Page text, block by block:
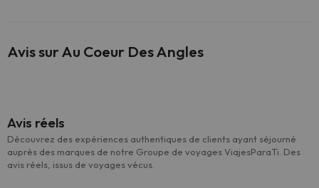
Avis sur Au Coeur Des Angles
Avis réels
Découvrez des expériences authentiques de clients ayant séjourné
auprès des marques de notre Groupe de voyages ViajesParaTi. Des
avis réels, issus de voyages vécus.